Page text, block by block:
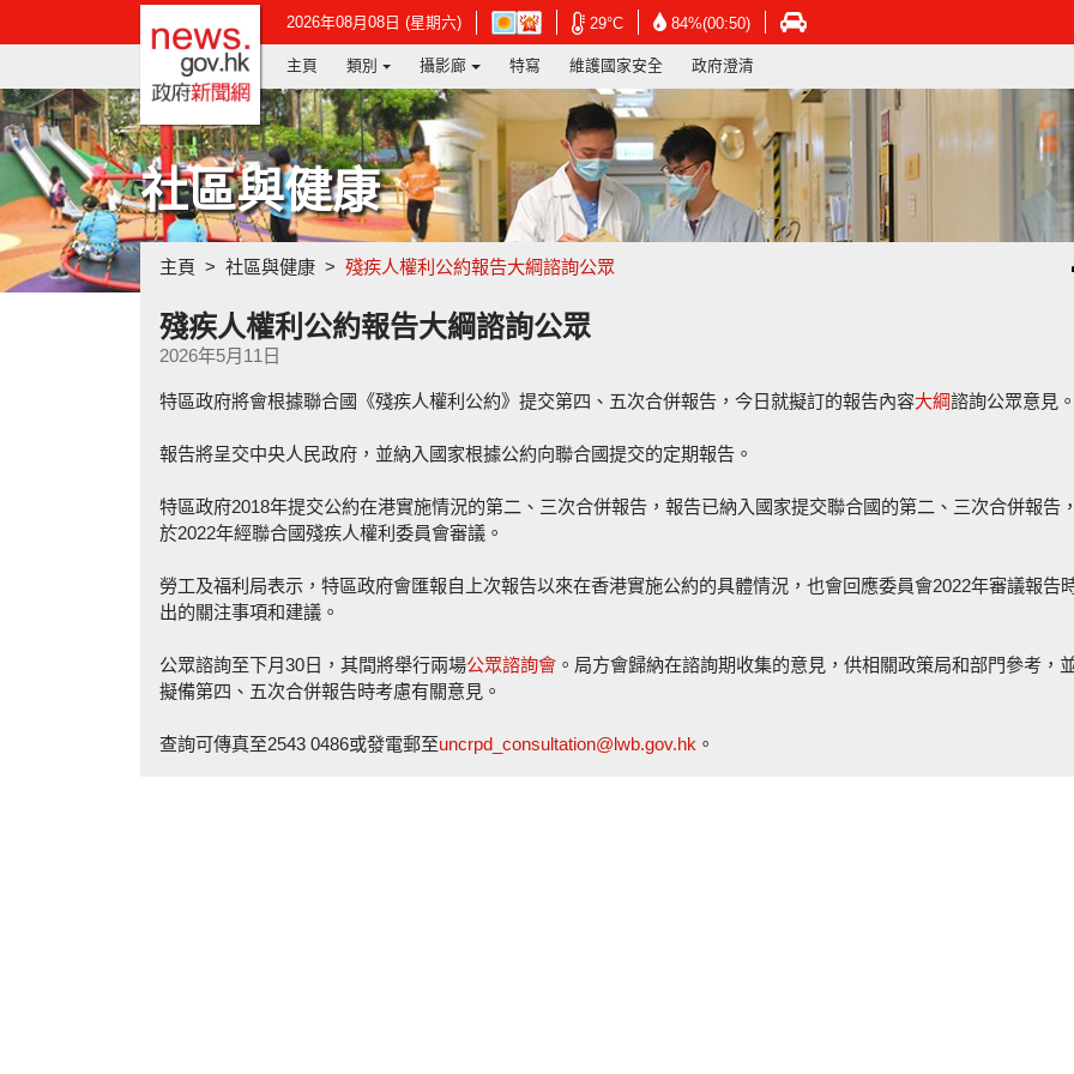
2026年08月08日 (星期六)
在
新
窗
香
港
天
台
網
29°C在
新
視
窗
開
啟
連
結
-
香
港
84%(00:50)在
新
視
窗
啟
連
-
香
港
在
新
窗
開
啟
連
結
-
香
政府新聞網主頁
主頁 類別 攝影廊 特寫 維護國家安全 政府澄清
社區與健康
主頁 社區與健康 殘疾人權利公約報告大綱諮詢公眾
殘疾人權利公約報告大綱諮詢公眾
2026年5月11日
特區政府將會根據聯合國《殘疾人權利公約》提交第四、五次合併報告，今日就擬訂的報告內容大綱諮詢公眾意見。
報告將呈交中央人民政府，並納入國家根據公約向聯合國提交的定期報告。
特區政府2018年提交公約在港實施情況的第二、三次合併報告，報告已納入國家提交聯合國的第二、三次合併報告
於2022年經聯合國殘疾人權利委員會審議。
勞工及福利局表示，特區政府會匯報自上次報告以來在香港實施公約的具體情況，也會回應委員會2022年審議報告
出的關注事項和建議。
公眾諮詢至下月30日，其間將舉行兩場公眾諮詢會 。局方會歸納在諮詢期收集的意見，供相關政策局和部門參考，
擬備第四、五次合併報告時考慮有關意見。
查詢可傳真至2543 0486或發電郵至uncrpd_consultation@lwb.gov.hk 。